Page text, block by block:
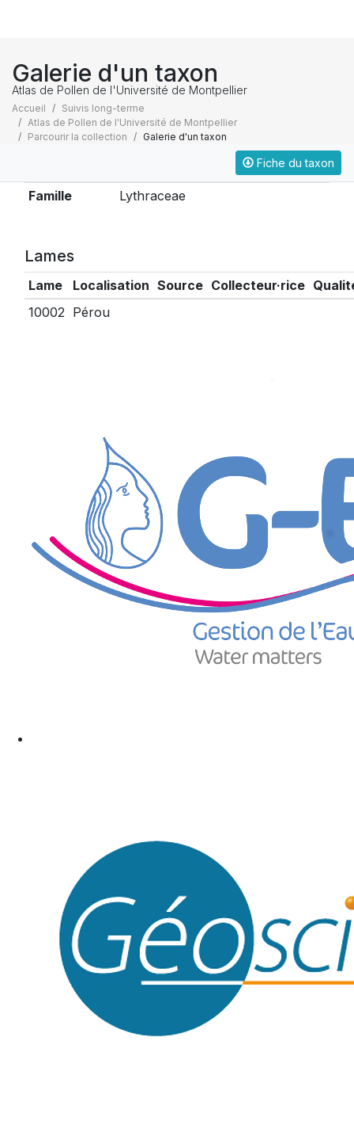
Galerie d'un taxon
Atlas de Pollen de l'Université de Montpellier
Accueil
Suivis long-terme
Atlas de Pollen de l'Université de Montpellier
Parcourir la collection
Galerie d'un taxon
Fiche du taxon
Famille Lythraceae
Lames
Lame Localisation Source Collecteur·rice
10002 Pérou